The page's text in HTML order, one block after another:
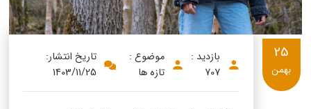
بازدید :
707
موضوع :
تازه ها
تاریخ انتشار:
1403/11/25
25
بهمن